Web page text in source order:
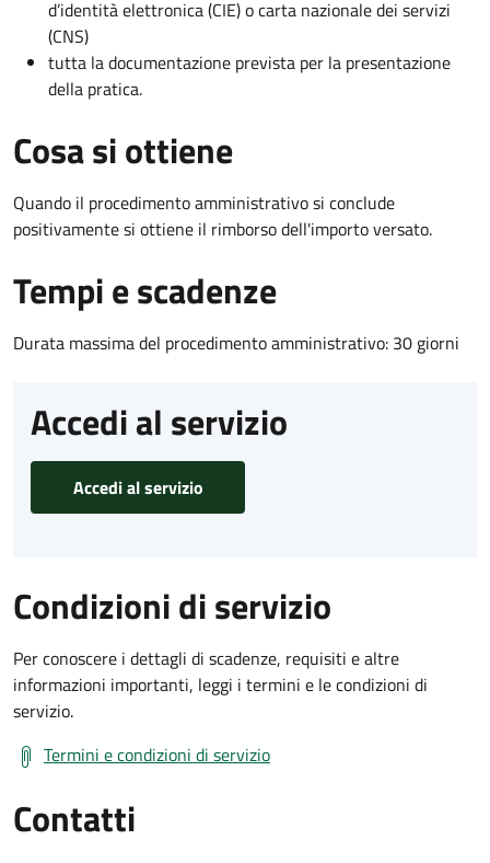
d’identità elettronica (CIE) o carta nazionale dei servizi
(CNS)
tutta la documentazione prevista per la presentazione
della pratica.
Cosa si ottiene
Quando il procedimento amministrativo si conclude
positivamente si ottiene il rimborso dell'importo versato.
Tempi e scadenze
Durata massima del procedimento amministrativo: 30 giorni
Accedi al servizio
Accedi al servizio
Condizioni di servizio
Per conoscere i dettagli di scadenze, requisiti e altre
informazioni importanti, leggi i termini e le condizioni di
servizio.
Termini e condizioni di servizio
Contatti